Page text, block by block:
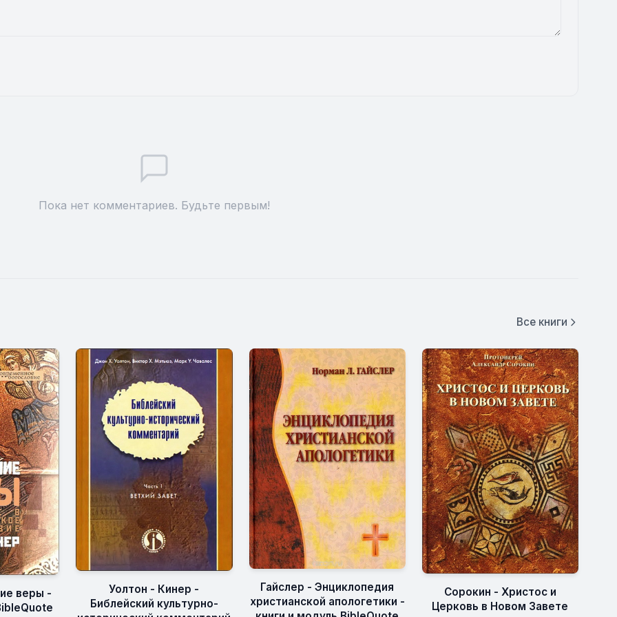
Пока нет комментариев. Будьте первым!
Все книги
веры -
Уолтон - Кинер -
Библейский культурно-
Гайслер - Энциклопедия
христианской апологетики -
Сорокин - Христос и
Церковь в Новом Завете